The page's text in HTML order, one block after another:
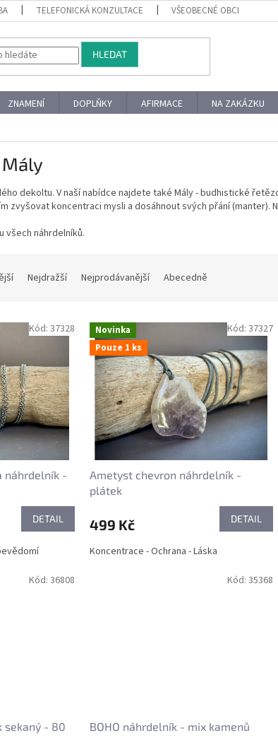
TELEFONICKÁ KONZULTACE VŠEOBECNÉ OBCHODNÍ
HLEDAT
ZNAMENÍ DOPLŇKY AFIRMACE NA ZAKÁZKU
dekoltu. V naší nabídce najdete také Mály - budhistické
zvyšovat koncentraci mysli a dosáhnout svých přání (manter).
všech náhrdelníků.
Nejdražší Nejprodávanější Abecedně
náhrdelník -
DETAIL
Kód: 37328
Novinka
Pouze 1 ks
Ametyst chevron náhrdelník -
plátek
499 Kč DETAIL
Koncentrace - Ochrana - Láska
Kód: 37327
sekaný - 80
Kód: 36808
BOHO náhrdelník - mix kamenů
Kód: 35368